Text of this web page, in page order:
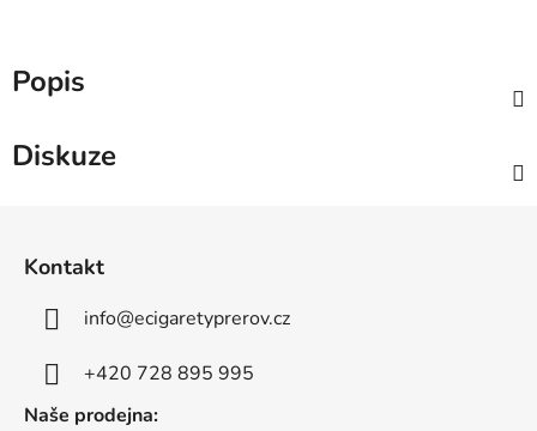
Popis
Diskuze
Kontakt
info@ecigaretyprerov.cz
+420 728 895 995
Naše prodejna: